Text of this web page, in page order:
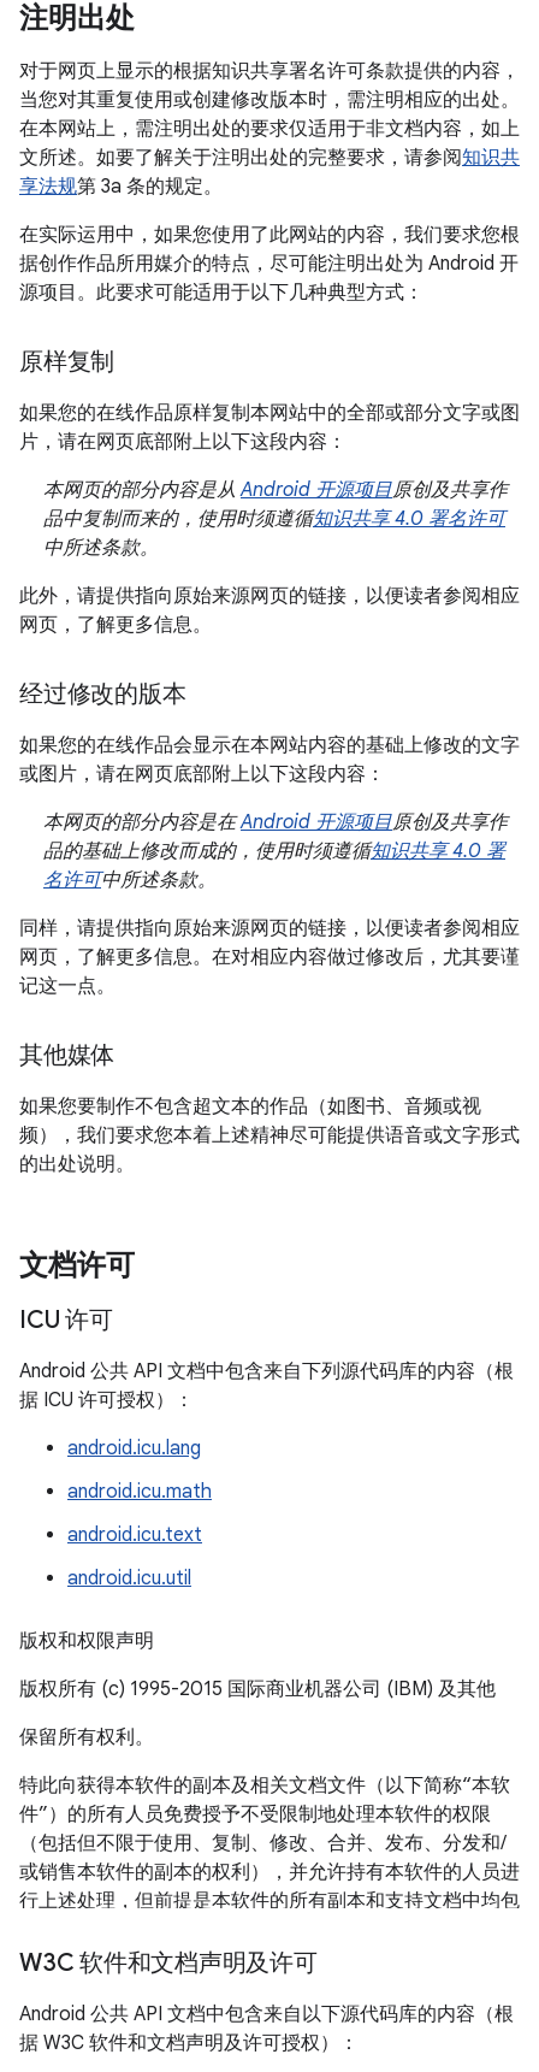
注明出处
对于网页上显示的根据知识共享署名许可条款提供的内容，
当您对其重复使用或创建修改版本时，需注明相应的出处。
在本网站上，需注明出处的要求仅适用于非文档内容，如上
文所述。如要了解关于注明出处的完整要求，请参阅知识共
享法规第 3a 条的规定。
在实际运用中，如果您使用了此网站的内容，我们要求您根
据创作作品所用媒介的特点，尽可能注明出处为 Android 开
源项目。此要求可能适用于以下几种典型方式：
原样复制
如果您的在线作品原样复制本网站中的全部或部分文字或图
片，请在网页底部附上以下这段内容：
本网页的部分内容是从Android 开源项目原创及共享作
品中复制而来的，使用时须遵循知识共享 4.0 署名许可
中所述条款。
此外，请提供指向原始来源网页的链接，以便读者参阅相应
网页，了解更多信息。
经过修改的版本
如果您的在线作品会显示在本网站内容的基础上修改的文字
或图片，请在网页底部附上以下这段内容：
本网页的部分内容是在Android 开源项目原创及共享作
品的基础上修改而成的，使用时须遵循知识共享 4.0 署
名许可中所述条款。
同样，请提供指向原始来源网页的链接，以便读者参阅相应
网页，了解更多信息。在对相应内容做过修改后，尤其要谨
记这一点。
其他媒体
如果您要制作不包含超文本的作品（如图书、音频或视
频），我们要求您本着上述精神尽可能提供语音或文字形式
的出处说明。
文档许可
ICU 许可
Android 公共 API 文档中包含来自下列源代码库的内容（根
据 ICU 许可授权）：
android.icu.lang
android.icu.math
android.icu.text
android.icu.util
版权和权限声明
版权所有 (c) 1995-2015 国际商业机器公司 (IBM) 及其他
保留所有权利。
特此向获得本软件的副本及相关文档文件（以下简称“本软
件”）的所有人员免费授予不受限制地处理本软件的权限
（包括但不限于使用、复制、修改、合并、发布、分发和/
或销售本软件的副本的权利），并允许持有本软件的人员进
行上述处理，但前提是本软件的所有副本和支持文档中均包
本软件按“原样”提供，不提供任何形式（明示或暗示）的保
证，包括但不限于针对适销性、特定用途适用性以及不对第
三方构成侵权的保证。在任何情况下，无论是在合同诉讼、
W3C 软件和文档声明及许可
Android 公共 API 文档中包含来自以下源代码库的内容（根
据 W3C 软件和文档声明及许可授权）：